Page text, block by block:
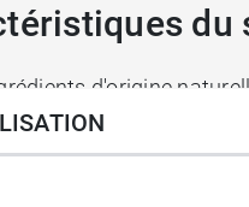
du
d'origine
contrôle dermatologique
prouvée*